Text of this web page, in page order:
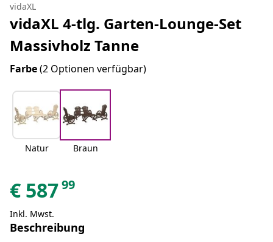
vidaXL
vidaXL 4-tlg. Garten-Lounge-Set
Massivholz Tanne
Farbe(2 Optionen verfügbar)
Natur Braun
€ 58799
Inkl. Mwst.
Beschreibung